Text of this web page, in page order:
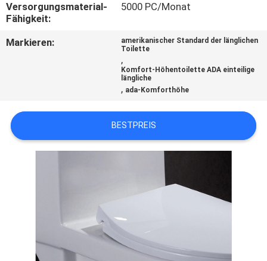
NACHRICHTEN
PRIVACY
POLICY
Versorgungsmaterial-
Fähigkeit:
5000 PC/Monat
Markieren:
amerikanischer Standard der länglichen
Toilette
,
Komfort-Höhentoilette ADA einteilige
längliche
, ada-Komforthöhe
BESTPREIS